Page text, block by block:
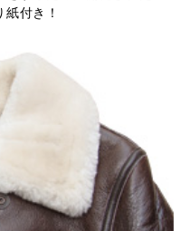
付き！